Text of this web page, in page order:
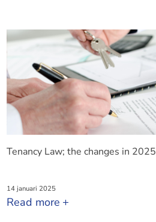
Tenancy Law; the changes in 2025
14 januari 2025
Read more